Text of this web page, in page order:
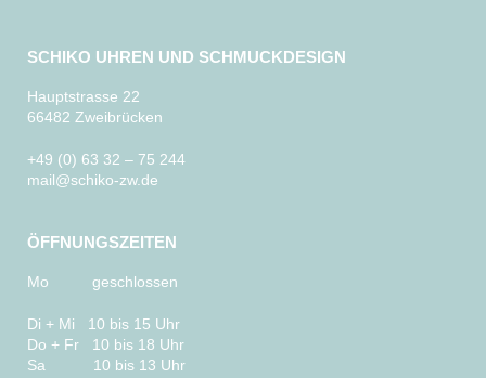
SCHIKO UHREN UND SCHMUCKDESIGN
Hauptstrasse 22
66482 Zweibrücken
+49 (0) 63 32 – 75 244
mail@schiko-zw.de
ÖFFNUNGSZEITEN
Mo geschlossen
Di + Mi 10 bis 15 Uhr
Do + Fr 10 bis 18 Uhr
Sa 10 bis 13 Uhr